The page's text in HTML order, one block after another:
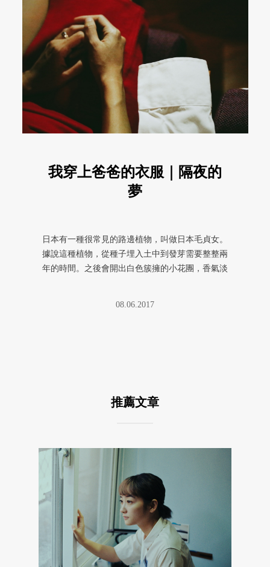
我穿上爸爸的衣服｜隔夜的
夢
日本有一種很常見的路邊植物，叫做日本毛貞女。
據說這種植物，從種子埋入土中到發芽需要整整兩
年的時間。之後會開出白色簇擁的小花團，香氣淡
08.06.2017
推薦文章